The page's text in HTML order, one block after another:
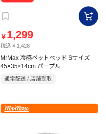
￥ 1,299
税込￥1,428
MrMax 冷感ペットベッド Sサイズ
45×35×14cm パープル
通常配送 / 店舗受取